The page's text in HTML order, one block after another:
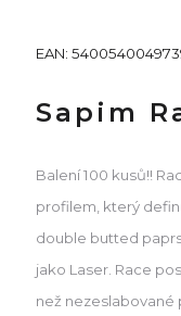
EAN:
Sapim
Balení 100 kusů!!
profilem, který
double butted
jako Laser. Race
než nezeslabované